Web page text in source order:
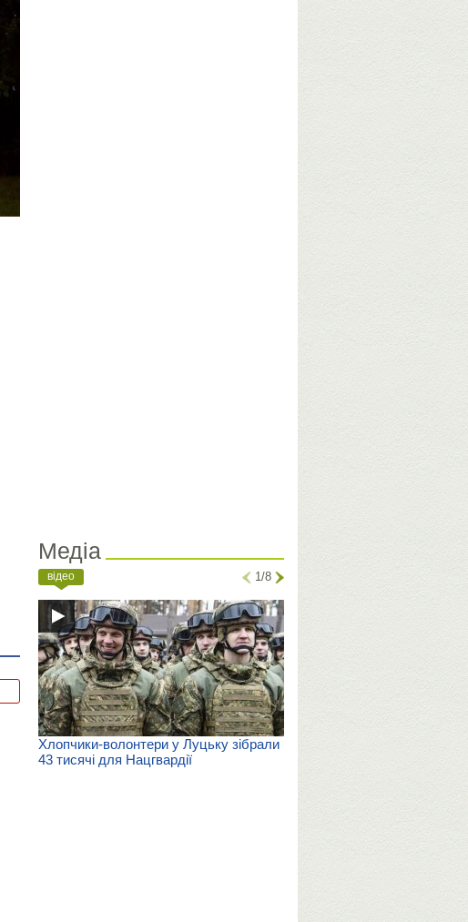
Медіа
відео 1/8
Хлопчики-волонтери у Луцьку зібрали
43 тисячі для Нацгвардії